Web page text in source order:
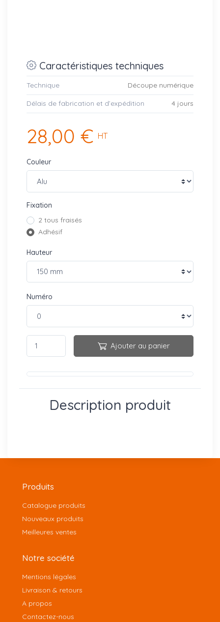
Caractéristiques techniques
Technique Découpe numérique
Délais de fabrication et d’expédition 4 jours
28,00 € HT
Couleur
Fixation
2 tous fraisés
Adhésif
Hauteur
Numéro
Ajouter au panier
Description produit
Produits
Catalogue produits
Nouveaux produits
Meilleures ventes
Notre société
Mentions légales
Livraison & retours
A propos
Contactez-nous